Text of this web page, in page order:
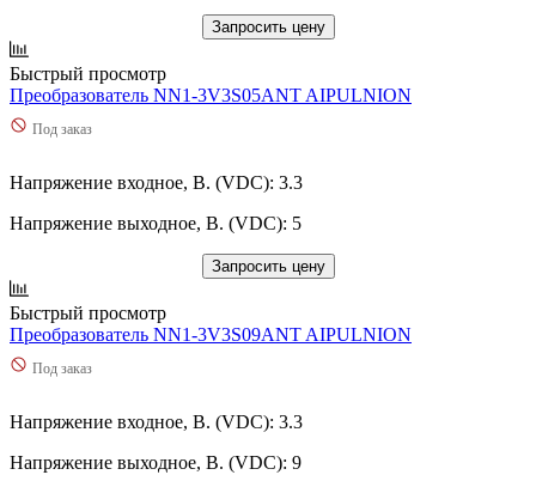
Запросить цену
Быстрый просмотр
Преобразователь NN1-3V3S05ANT AIPULNION
Под заказ
Напряжение входное, В. (VDC): 3.3
Напряжение выходное, В. (VDC): 5
Запросить цену
Быстрый просмотр
Преобразователь NN1-3V3S09ANT AIPULNION
Под заказ
Напряжение входное, В. (VDC): 3.3
Напряжение выходное, В. (VDC): 9